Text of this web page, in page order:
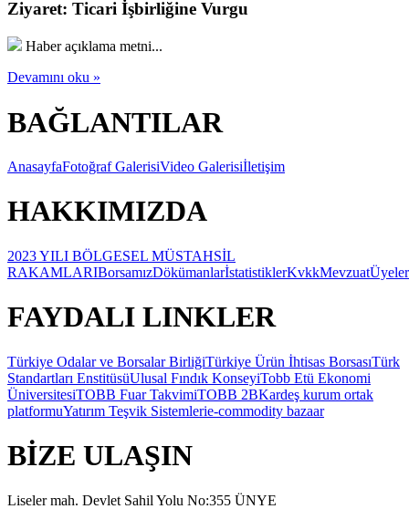
Ziyaret: Ticari İşbirliğine Vurgu
Haber açıklama metni...
Devamını oku »
BAĞLANTILAR
AnasayfaFotoğraf GalerisiVideo Galerisiİletişim
HAKKIMIZDA
2023 YILI BÖLGESEL MÜSTAHSİL
RAKAMLARIBorsamızDökümanlarİstatistiklerKvkkMevzuatÜyeler
FAYDALI LINKLER
Türkiye Odalar ve Borsalar BirliğiTürkiye Ürün İhtisas BorsasıTürk
Standartları EnstitüsüUlusal Fındık KonseyiTobb Etü Ekonomi
ÜniversitesiTOBB Fuar TakvimiTOBB 2BKardeş kurum ortak
platformuYatırım Teşvik Sistemlerie-commodity bazaar
BİZE ULAŞIN
Liseler mah. Devlet Sahil Yolu No:355 ÜNYE